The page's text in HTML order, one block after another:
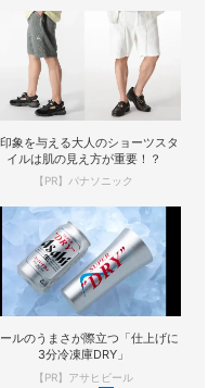
象を与える大人のショーツスタ
イルは肌の見え方が重要！？
【PR】パナソニック
ルのうまさが際立つ「仕上げに
3分冷凍庫DRY」
【PR】アサヒビール